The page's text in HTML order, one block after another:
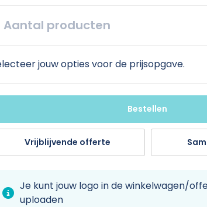
Aantal producten
jouw opties voor de prijsopgave.
Bestellen
Vrijblijvende offerte
Je kunt jouw logo in de winkelwagen/
uploaden